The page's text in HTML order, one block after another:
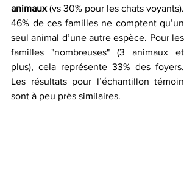
animaux (vs 30% pour les chats voyants).
46% de ces familles ne comptent qu’un
seul animal d’une autre espèce. Pour les
familles "nombreuses" (3 animaux et
plus), cela représente 33% des foyers.
Les résultats pour l’échantillon témoin
sont à peu près similaires.